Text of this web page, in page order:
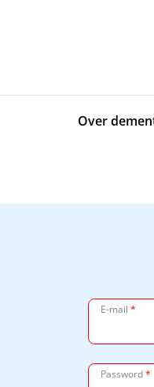
Over
E-mail *
Password*